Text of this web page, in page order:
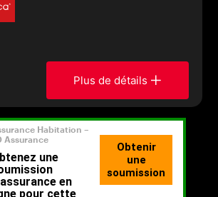
Plus de détails